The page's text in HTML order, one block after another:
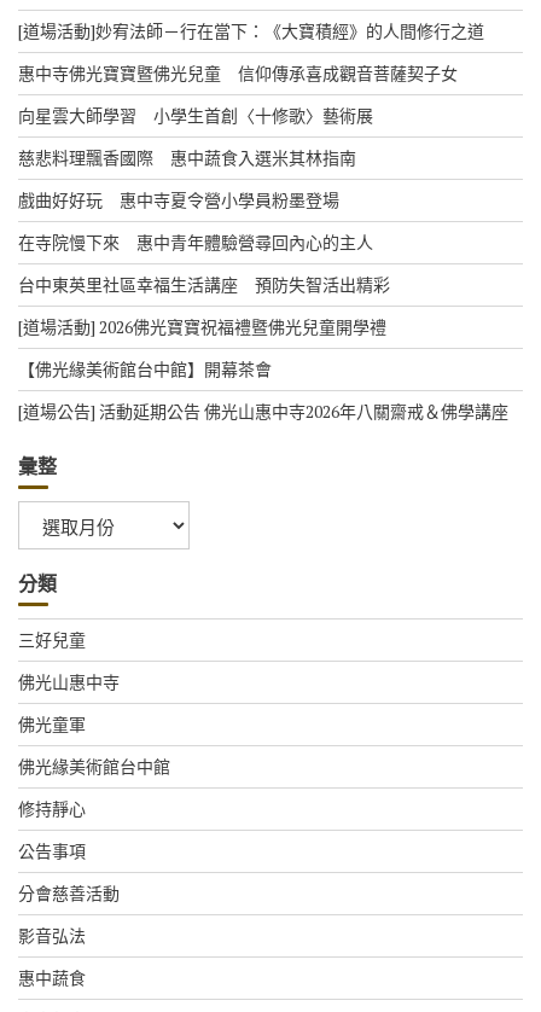
e
[道場活動]妙宥法師－行在當下：《大寶積經》的人間修行之道
惠中寺佛光寶寶暨佛光兒童 信仰傳承喜成觀音菩薩契子女
向星雲大師學習 小學生首創〈十修歌〉藝術展
慈悲料理飄香國際 惠中蔬食入選米其林指南
戲曲好好玩 惠中寺夏令營小學員粉墨登場
在寺院慢下來 惠中青年體驗營尋回內心的主人
台中東英里社區幸福生活講座 預防失智活出精彩
[道場活動] 2026佛光寶寶祝福禮暨佛光兒童開學禮
【佛光緣美術館台中館】開幕茶會
[道場公告] 活動延期公告 佛光山惠中寺2026年八關齋戒＆佛學講座
彙整
分類
三好兒童
佛光山惠中寺
佛光童軍
佛光緣美術館台中館
修持靜心
公告事項
分會慈善活動
影音弘法
惠中蔬食